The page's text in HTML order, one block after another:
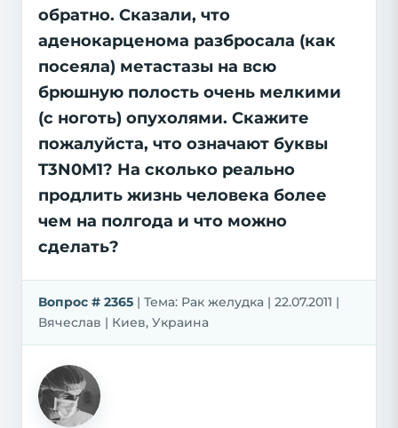
обратно. Сказали, что
аденокарценома разбросала (как
посеяла) метастазы на всю
брюшную полость очень мелкими
(с ноготь) опухолями. Скажите
пожалуйста, что означают буквы
T3N0M1? На сколько реально
продлить жизнь человека более
чем на полгода и что можно
сделать?
Вопрос # 2365 | Тема: Рак желудка | 22.07.2011 |
Вячеслав | Киев, Украина